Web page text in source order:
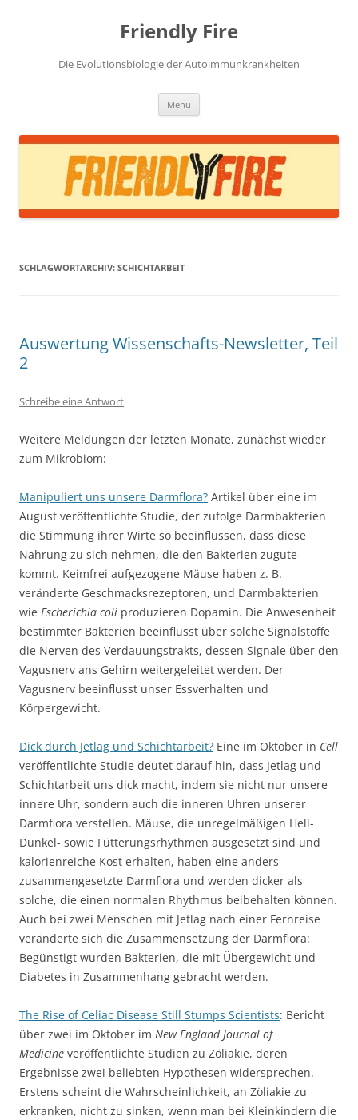
Friendly Fire
Die Evolutionsbiologie der Autoimmunkrankheiten
Menü
SCHLAGWORTARCHIV: SCHICHTARBEIT
Auswertung Wissenschafts-Newsletter, Teil
2
Schreibe eine Antwort
Weitere Meldungen der letzten Monate, zunächst wieder
zum Mikrobiom:
Manipuliert uns unsere Darmflora? Artikel über eine im
August veröffentlichte Studie, der zufolge Darmbakterien
die Stimmung ihrer Wirte so beeinflussen, dass diese
Nahrung zu sich nehmen, die den Bakterien zugute
kommt. Keimfrei aufgezogene Mäuse haben z. B.
veränderte Geschmacksrezeptoren, und Darmbakterien
wie Escherichia coli produzieren Dopamin. Die Anwesenheit
bestimmter Bakterien beeinflusst über solche Signalstoffe
die Nerven des Verdauungstrakts, dessen Signale über den
Vagusnerv ans Gehirn weitergeleitet werden. Der
Vagusnerv beeinflusst unser Essverhalten und
Körpergewicht.
Dick durch Jetlag und Schichtarbeit? Eine im Oktober in Cell
veröffentlichte Studie deutet darauf hin, dass Jetlag und
Schichtarbeit uns dick macht, indem sie nicht nur unsere
innere Uhr, sondern auch die inneren Uhren unserer
Darmflora verstellen. Mäuse, die unregelmäßigen Hell-
Dunkel- sowie Fütterungsrhythmen ausgesetzt sind und
kalorienreiche Kost erhalten, haben eine anders
zusammengesetzte Darmflora und werden dicker als
solche, die einen normalen Rhythmus beibehalten können.
Auch bei zwei Menschen mit Jetlag nach einer Fernreise
veränderte sich die Zusammensetzung der Darmflora:
Begünstigt wurden Bakterien, die mit Übergewicht und
Diabetes in Zusammenhang gebracht werden.
The Rise of Celiac Disease Still Stumps Scientists: Bericht
über zwei im Oktober im New England Journal of
Medicine veröffentlichte Studien zu Zöliakie, deren
Ergebnisse zwei beliebten Hypothesen widersprechen.
Erstens scheint die Wahrscheinlichkeit, an Zöliakie zu
erkranken, nicht zu sinken, wenn man bei Kleinkindern die